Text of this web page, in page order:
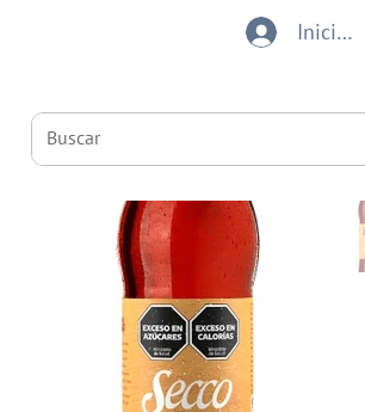
Iniciar